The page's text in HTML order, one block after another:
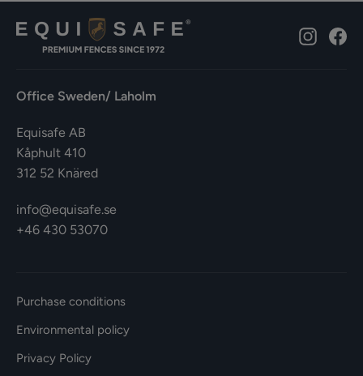
Office Sweden/ Laholm
Equisafe AB
Kåphult 410
312 52 Knäred
info@equisafe.se
+46 430 53070
Purchase conditions
Environmental policy
Privacy Policy